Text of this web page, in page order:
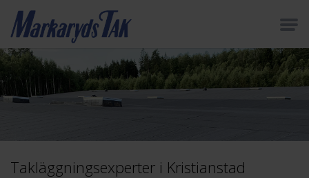
Takläggningsexperter i Kristianstad